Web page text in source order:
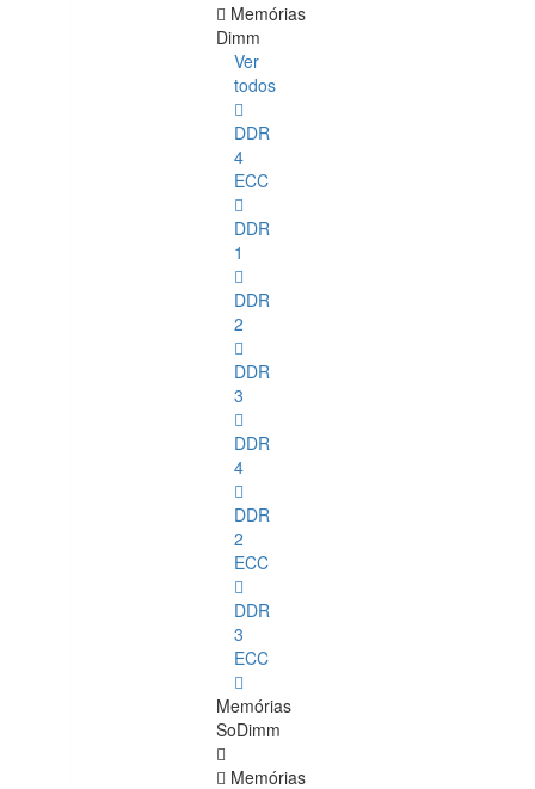
Memórias
Dimm
Ver
todos
DDR
4
ECC
DDR
1
DDR
2
DDR
3
DDR
4
DDR
2
ECC
DDR
3
ECC
Memórias
SoDimm
Memórias